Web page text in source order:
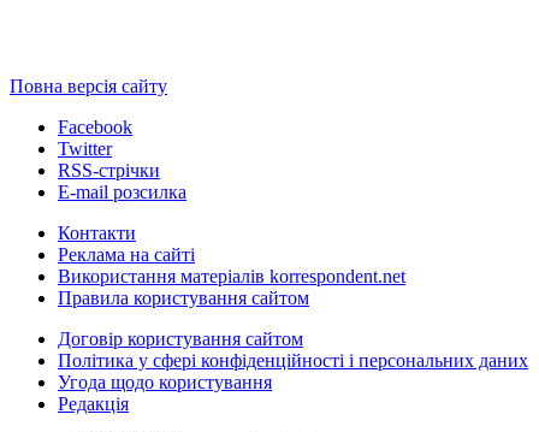
Повна версія сайту
Facebook
Twitter
RSS-стрічки
E-mail розсилка
Контакти
Реклама на сайті
Використання матеріалів korrespondent.net
Правила користування сайтом
Договір користування сайтом
Політика у сфері конфіденційності і персональних даних
Угода щодо користування
Редакція